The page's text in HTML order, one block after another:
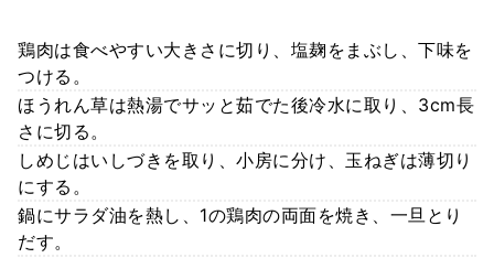
鶏肉は食べやすい大きさに切り、塩麹をまぶし、下味を
つける。
ほうれん草は熱湯でサッと茹でた後冷水に取り、3cm長
さに切る。
しめじはいしづきを取り、小房に分け、玉ねぎは薄切り
にする。
鍋にサラダ油を熱し、1の鶏肉の両面を焼き、一旦とり
だす。